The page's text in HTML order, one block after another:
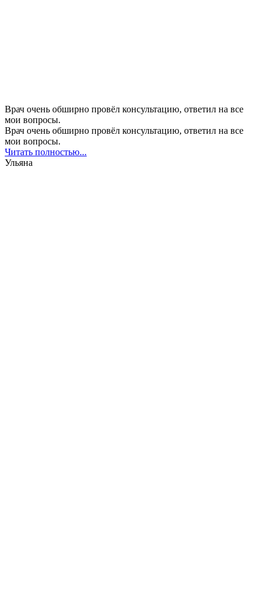
Врач очень обширно провёл консультацию, ответил на все
мои вопросы.
Врач очень обширно провёл консультацию, ответил на все
мои вопросы.
Читать полностью...
Ульяна